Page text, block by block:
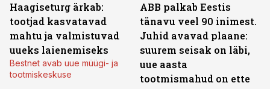
Haagiseturg ärkab:
tootjad kasvatavad
mahtu ja valmistuvad
uueks laienemiseks
Bestnet avab uue müügi- ja
tootmiskeskuse
ABB palkab Eestis
tänavu veel 90 inimest.
Juhid avavad plaane:
suurem seisak on läbi,
uue aasta
tootmismahud on ette